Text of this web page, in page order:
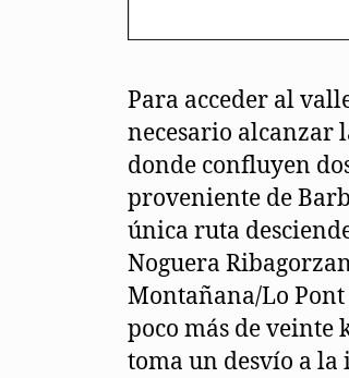
Para acceder al
necesario alcanzar
donde confluyen
proveniente de
única ruta
Noguera
Montañana/Lo
poco más de veinte
toma un desvío a